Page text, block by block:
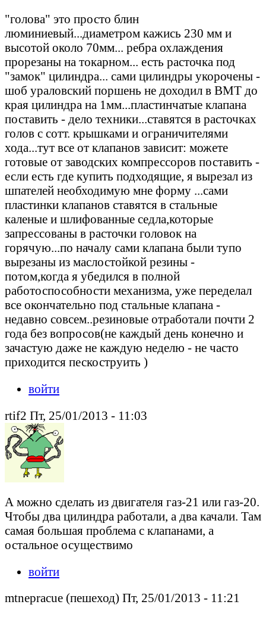
"голова" это просто блин
люминиевый...диаметром кажись 230 мм и
высотой около 70мм... ребра охлаждения
прорезаны на токарном... есть расточка под
"замок" цилиндра... сами цилиндры укорочены -
шоб ураловский поршень не доходил в ВМТ до
края цилиндра на 1мм...пластинчатые клапана
поставить - дело техники...ставятся в расточках
голов с сотт. крышками и ограничителями
хода...тут все от клапанов зависит: можете
готовые от заводских компрессоров поставить -
если есть где купить подходящие, я вырезал из
шпателей необходимую мне форму ...сами
пластинки клапанов ставятся в стальные
каленые и шлифованные седла,которые
запрессованы в расточки головок на
горячую...по началу сами клапана были тупо
вырезаны из маслостойкой резины -
потом,когда я убедился в полной
работоспособности механизма, уже переделал
все окончательно под стальные клапана -
недавно совсем..резиновые отработали почти 2
года без вопросов(не каждый день конечно и
зачастую даже не каждую неделю - не часто
приходится пескоструить )
войти
rtif2 Пт, 25/01/2013 - 11:03
А можно сделать из двигателя газ-21 или газ-20.
Чтобы два цилиндра работали, а два качали. Там
самая большая проблема с клапанами, а
остальное осуществимо
войти
mtnepracue (пешеход) Пт, 25/01/2013 - 11:21